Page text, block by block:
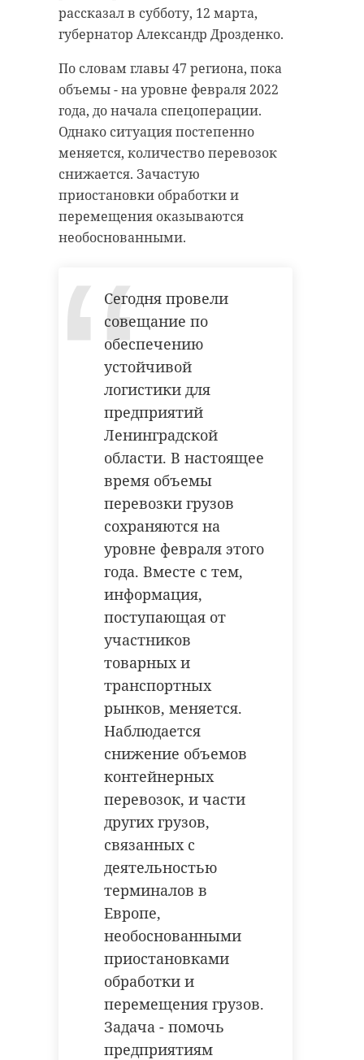
рассказал в субботу, 12 марта,
губернатор Александр Дрозденко.
По словам главы 47 региона, пока
объемы - на уровне февраля 2022
года, до начала спецоперации.
Однако ситуация постепенно
меняется, количество перевозок
снижается. Зачастую
приостановки обработки и
перемещения оказываются
необоснованными.
Сегодня провели
совещание по
обеспечению
устойчивой
логистики для
предприятий
Ленинградской
области. В настоящее
время объемы
перевозки грузов
сохраняются на
уровне февраля этого
года. Вместе с тем,
информация,
поступающая от
участников
товарных и
транспортных
рынков, меняется.
Наблюдается
снижение объемов
контейнерных
перевозок, и части
других грузов,
связанных с
деятельностью
терминалов в
Европе,
необоснованными
приостановками
обработки и
перемещения грузов.
Задача - помочь
предприятиям
С травмами средней тяжести
девочку доставили в местную
произошедшего
устанавливаются.
Фото: Baltphoto/Дарья Иванова
ребенок травма дтп
волосово автобус
Поделиться статьей:
РЕКОМЕНДУЕМ
На Муринской
дороге автобус
въехал в
бетономешалку
19 июня 2022, 10:39
остановки
историками и политологами
беседуют с активными юными
жителями 47 региона,
представителями НКО,
школьниками и студентами.
На встречах поднимаются
злободневные вопросы. К
примеру, на недавнем
обсуждении обсуждали, что такое
нацизм, фашизм и как
защититься от информационного
Фото: StartupStockPhotos с сайта
Pixabay
социальные сети
Поделиться статьей: